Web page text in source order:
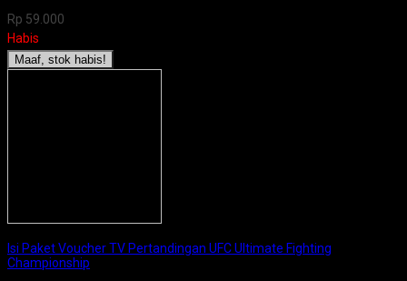
Rp 59.000
Habis
Maaf, stok habis!
Isi Paket Voucher TV Pertandingan UFC Ultimate Fighting
Championship